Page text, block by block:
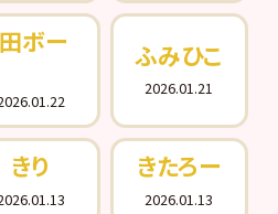
ボー
ふみひこ
2026.01.21
きり きたろー
2026.01.13